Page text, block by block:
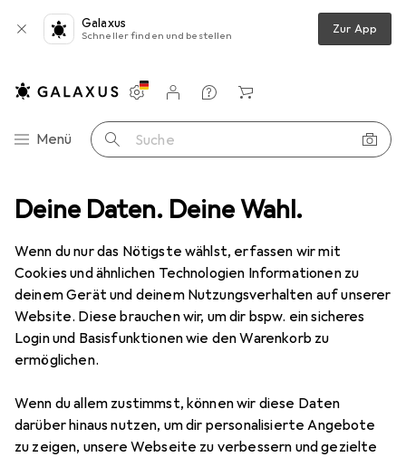
Deine Daten. Deine Wahl.
Wenn du nur das Nötigste wählst, erfassen wir mit
Cookies und ähnlichen Technologien Informationen zu
deinem Gerät und deinem Nutzungsverhalten auf unserer
Website. Diese brauchen wir, um dir bspw. ein sicheres
Login und Basisfunktionen wie den Warenkorb zu
ermöglichen.
Wenn du allem zustimmst, können wir diese Daten
darüber hinaus nutzen, um dir personalisierte Angebote
zu zeigen, unsere Webseite zu verbessern und gezielte
Galaxus
Schneller finden und bestellen Zur App
Navigation nach Kategorien
Menü Suche
Einstellungen
Kundenkonto
Vergleichslisten
Merklisten
Warenkorb
Teppiche Teppich Snapstyle Hochflor Velours Teppich Mona
5 Bilder
SnapstyleHochflor Velours Teppich
Mona
140 x 200 cm
Preis in EUR inkl. MwSt.
EUR
64,90